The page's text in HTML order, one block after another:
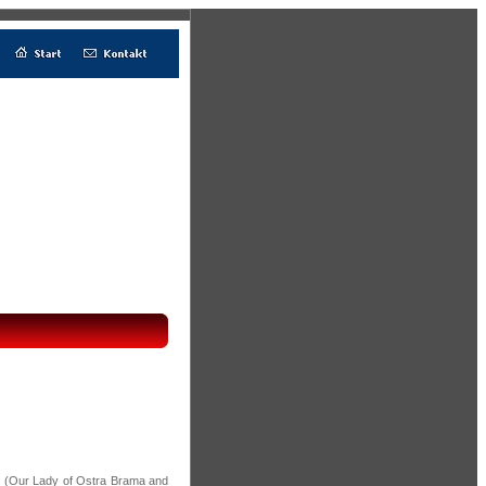
(Our Lady of Ostra Brama and